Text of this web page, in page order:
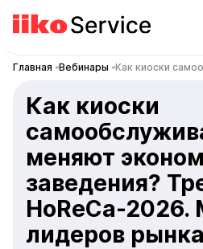
Главная Вебинары Как киоски
Как киоски
меняют
заведения?
HoReCa-2026.
лидеров рынка